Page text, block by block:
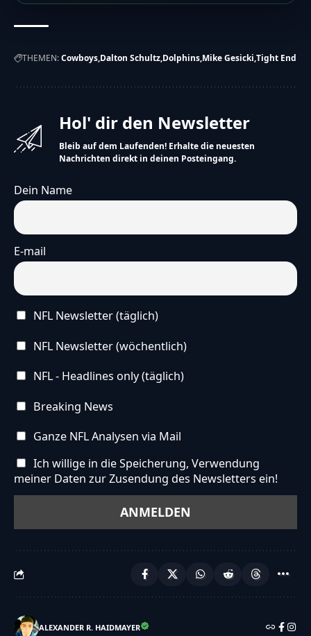
THEMEN:Cowboys Dalton Schultz Dolphins Mike Gesicki Tight End
Hol' dir den Newsletter
Bleib auf dem Laufenden! Erhalte die neuesten
Nachrichten direkt in deinen Posteingang.
Dein Name
E-mail
NFL Newsletter (täglich)
NFL Newsletter (wöchentlich)
NFL - Headlines only (täglich)
Breaking News
Ganze NFL Analysen via Mail
Ich willige in die Speicherung, Verwendung
meiner Daten zur Zusendung des Newsletters ein!
ALEXANDER R. HAIDMAYER